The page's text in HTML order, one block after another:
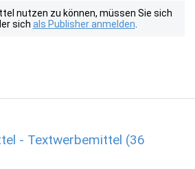
nutzen zu können, müssen Sie sich
sich als Publisher anmelden
- Textwerbemittel (36